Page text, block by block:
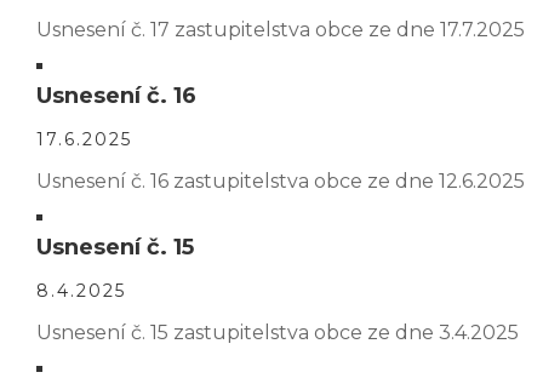
Usnesení č. 17 zastupitelstva obce ze dne 17.7.2025
Usnesení č. 16
17.6.2025
Usnesení č. 16 zastupitelstva obce ze dne 12.6.2025
Usnesení č. 15
8.4.2025
Usnesení č. 15 zastupitelstva obce ze dne 3.4.2025